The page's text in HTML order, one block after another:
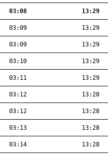
03:08 13:29
03:09 13:29
03:09 13:29
03:10 13:29
03:11 13:29
03:12 13:28
03:12 13:28
03:13 13:28
03:14 13:28